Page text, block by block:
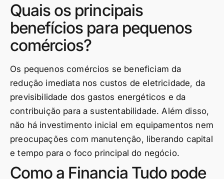
Quais os principais
benefícios para pequenos
comércios?
Os pequenos comércios se beneficiam da
redução imediata nos custos de eletricidade, da
previsibilidade dos gastos energéticos e da
contribuição para a sustentabilidade. Além disso,
não há investimento inicial em equipamentos nem
preocupações com manutenção, liberando capital
e tempo para o foco principal do negócio.
Como a Financia Tudo pode